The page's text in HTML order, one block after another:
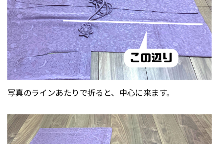
写真のラインあたりで折ると、中心に来ます。